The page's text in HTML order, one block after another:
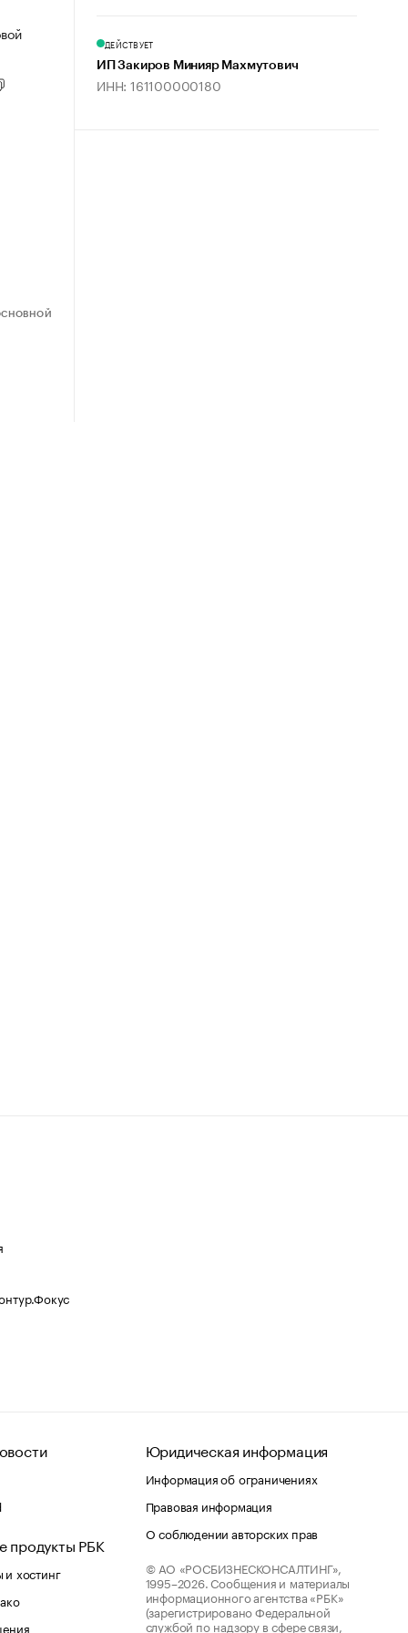
ДЕЙСТВУЕТ
ИП Закиров Минияр Махмутович
ИНН: 161100000180
продукты РБК
хостинг
Юридическая информация
Информация об ограничениях
Правовая информация
О соблюдении авторских прав
© АО «РОСБИЗНЕСКОНСАЛТИНГ»,
1995–2026. Сообщения и материалы
информационного агентства «РБК»
(зарегистрировано Федеральной
службой по надзору в сфере связи,